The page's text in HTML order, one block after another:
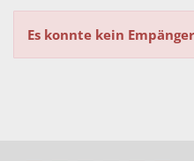
Es konnte kein